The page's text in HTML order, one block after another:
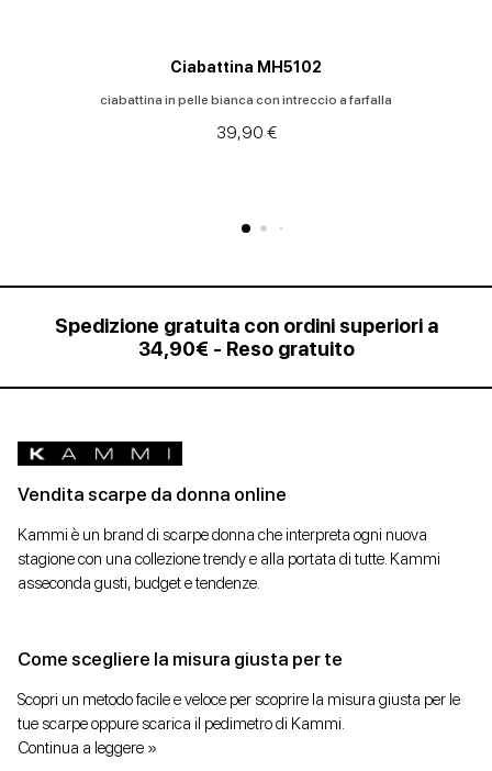
Ciabattina MH5102
ciabattina in pelle bianca con intreccio a farfalla
39,90 €
Spedizione gratuita con ordini superiori a
34,90€ - Reso gratuito
Vendita scarpe da donna online
Kammi è un brand di scarpe donna che interpreta ogni nuova
stagione con una collezione trendy e alla portata di tutte. Kammi
asseconda gusti, budget e tendenze.
Come scegliere la misura giusta per te
Scopri un metodo facile e veloce per scoprire la misura giusta per le
tue scarpe oppure scarica il pedimetro di Kammi.
Continua a leggere »